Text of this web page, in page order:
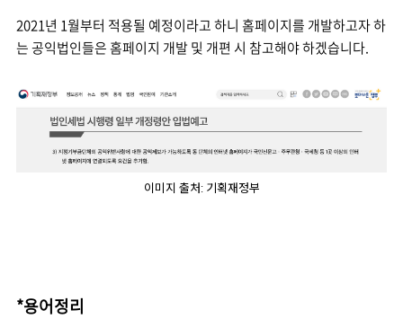
2021년 1월부터 적용될 예정이라고 하니 홈페이지를 개발하고자 하
는 공익법인들은 홈페이지 개발 및 개편 시 참고해야 하겠습니다.
이미지 출처: 기획재정부
*용어정리